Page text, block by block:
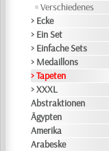
Verschiedenes
> Ecke
> Ein Set
> Einfache Sets
> Medaillons
> Tapeten
> XXXL
Abstraktionen
Ägypten
Amerika
Arabeske